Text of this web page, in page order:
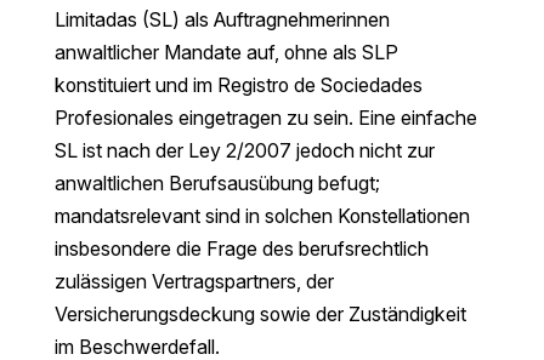
Limitadas (SL) als Auftragnehmerinnen
anwaltlicher Mandate auf, ohne als SLP
konstituiert und im Registro de Sociedades
Profesionales eingetragen zu sein. Eine einfache
SL ist nach der Ley 2/2007 jedoch nicht zur
anwaltlichen Berufsausübung befugt;
mandatsrelevant sind in solchen Konstellationen
insbesondere die Frage des berufsrechtlich
zulässigen Vertragspartners, der
Versicherungsdeckung sowie der Zuständigkeit
im Beschwerdefall.